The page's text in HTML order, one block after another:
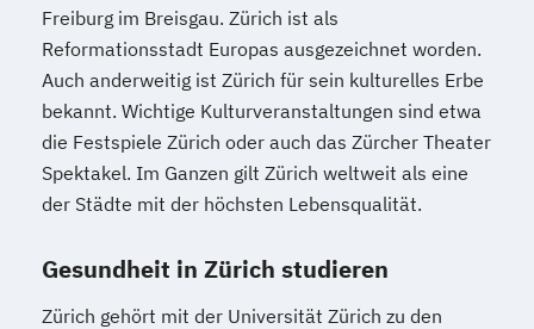
Freiburg im Breisgau. Zürich ist als
Reformationsstadt Europas ausgezeichnet worden.
Auch anderweitig ist Zürich für sein kulturelles Erbe
bekannt. Wichtige Kulturveranstaltungen sind etwa
die Festspiele Zürich oder auch das Zürcher Theater
Spektakel. Im Ganzen gilt Zürich weltweit als eine
der Städte mit der höchsten Lebensqualität.
Gesundheit in Zürich studieren
Zürich gehört mit der Universität Zürich zu den